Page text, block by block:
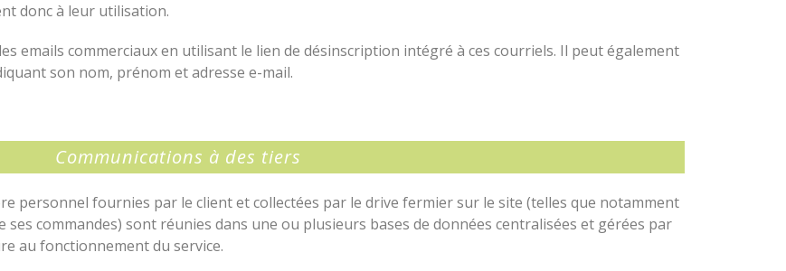
donc à leur utilisation.
emails commerciaux en utilisant le lien de désinscription intégré à ces courriels. Il peut également
son nom, prénom et adresse e-mail.
Communications à des tiers
personnel fournies par le client et collectées par le drive fermier sur le site (telles que notamment
commandes) sont réunies dans une ou plusieurs bases de données centralisées et gérées par
au fonctionnement du service.